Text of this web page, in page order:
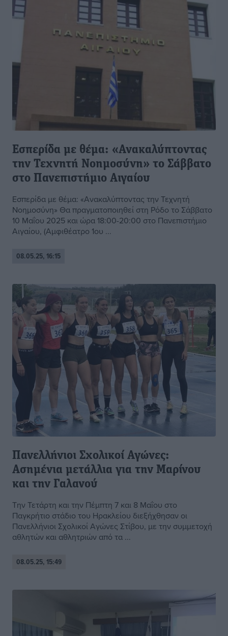
Εσπερίδα με θέμα: «Ανακαλύπτοντας
την Τεχνητή Νοημοσύνη» το Σάββατο
στο Πανεπιστήμιο Αιγαίου
Εσπερίδα με θέμα: «Ανακαλύπτοντας την Τεχνητή
Νοημοσύνη» Θα πραγματοποιηθεί στη Ρόδο το Σάββατο
10 Μαΐου 2025 και ώρα 18:00-20:00 στο Πανεπιστήμιο
Αιγαίου, (Αμφιθέατρο 1ου ...
08.05.25, 16:15
Πανελλήνιοι Σχολικοί Αγώνες:
Ασημένια μετάλλια για την Μαρίνου
και την Γαλανού
Την Τετάρτη και την Πέμπτη 7 και 8 Μαΐου στο
Παγκρήτιο στάδιο του Ηρακλείου διεξήχθησαν οι
Πανελλήνιοι Σχολικοί Αγώνες Στίβου, με την συμμετοχή
αθλητών και αθλητριών από τα ...
08.05.25, 15:49